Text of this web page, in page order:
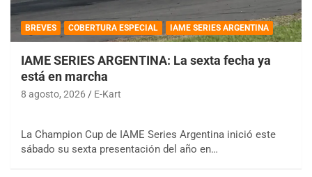
BREVES COBERTURA ESPECIAL IAME SERIES ARGENTINA
IAME SERIES ARGENTINA: La sexta fecha ya
está en marcha
8 agosto, 2026 E-Kart
La Champion Cup de IAME Series Argentina inició este
sábado su sexta presentación del año en…